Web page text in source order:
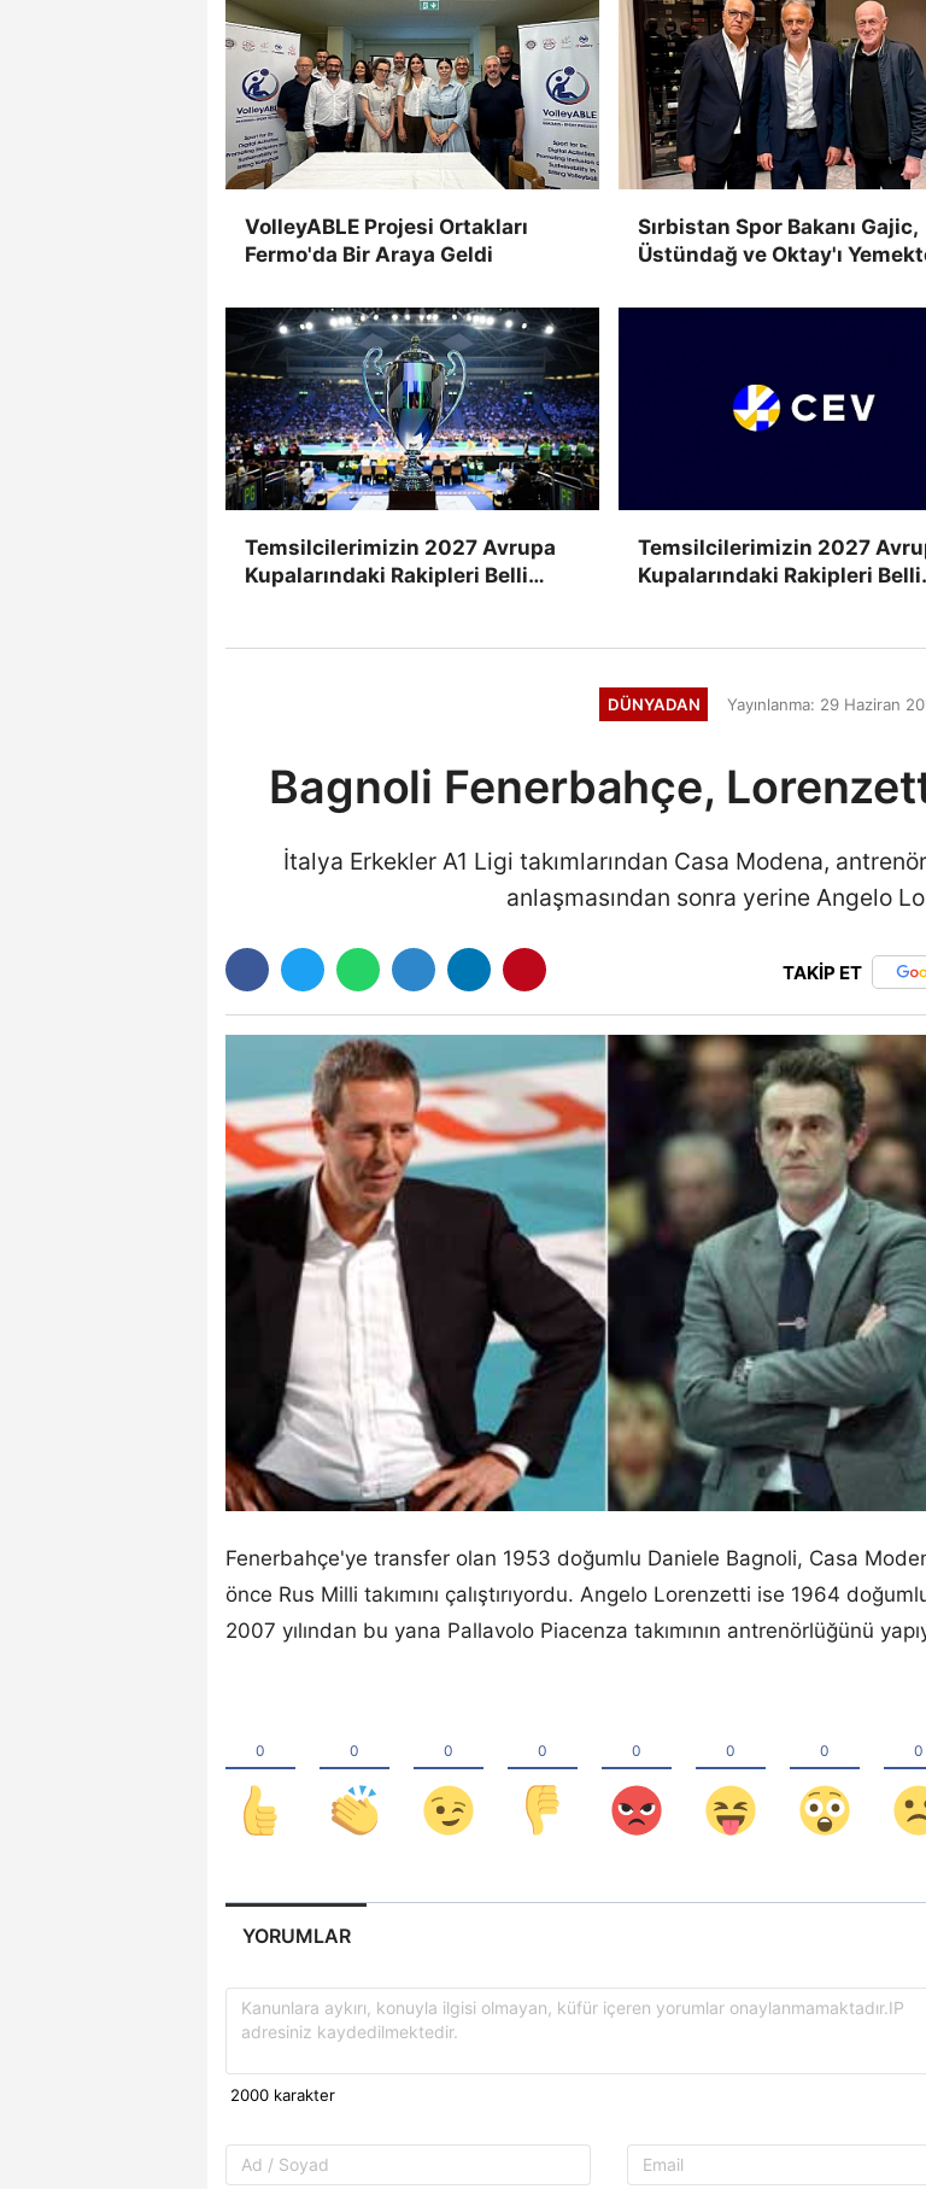
VolleyABLE Projesi Ortakları
Fermo'da Bir Araya Geldi
Sırbistan Spor Bakanı Gajic,
Üstündağ ve Oktay'ı
Temsilcilerimizin 2027 Avrupa
Kupalarındaki Rakipleri Belli
Temsilcilerimizin 2027
Kupalarındaki Rakipleri Belli
DÜNYADAN Yayınlanma: 29 Haziran
Bagnoli Fenerbahçe,
İtalya Erkekler A1 Ligi takımlarından Casa Modena,
anlaşmasından sonra yerine Angelo
TAKİP ET
Fenerbahçe'ye transfer olan 1953 doğumlu Daniele Bagnoli, Casa
önce Rus Milli takımını çalıştırıyordu. Angelo Lorenzetti ise 1964
2007 yılından bu yana Pallavolo Piacenza takımının antrenörlüğünü
YORUMLAR